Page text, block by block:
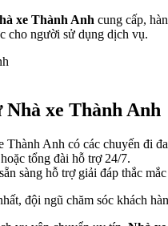
xe Thành Anh cung cấp,
cho người sử dụng dịch vụ.
xe Thành Anh
Anh có các chuyến đi
tổng đài hỗ trợ 24/7.
sàng hỗ trợ giải đáp thắc
đội ngũ chăm sóc khách